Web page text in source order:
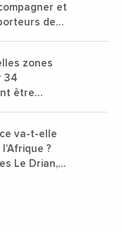
et
de
zones
34
être
va-t-elle
?
Le Drian,